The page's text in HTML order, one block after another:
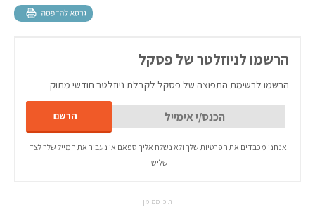
הרשמו לניוזלטר של פסקל
הרשמו לרשימת התפוצה של פסקל לקבלת ניוזלטר חודשי מתוק
אנחנו מכבדים את הפרטיות שלך ולא נשלח אליך ספאם או נעביר את המייל שלך לצד
שלישי.
תוכן ממומן